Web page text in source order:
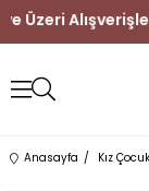
Ücretsiz
Anasayfa Kız Çocuk